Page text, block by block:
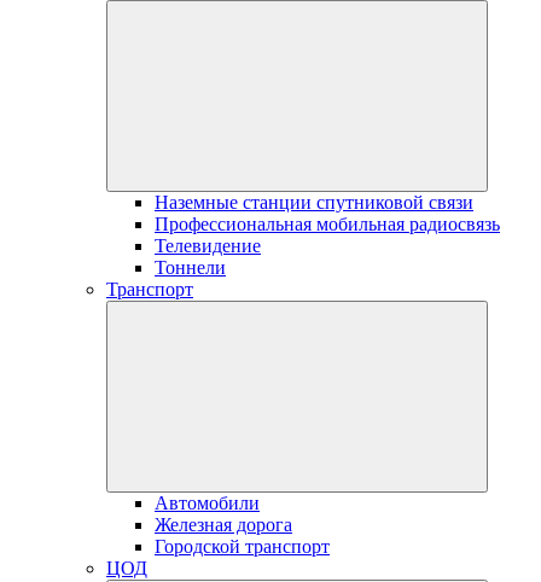
Наземные станции спутниковой связи
Профессиональная мобильная радиосвязь
Телевидение
Тоннели
Транспорт
Автомобили
Железная дорога
Городской транспорт
ЦОД